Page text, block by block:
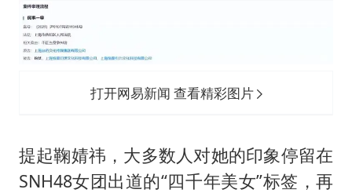
打开网易新闻 查看精彩图片
提起鞠婧祎，大多数人对她的印象停留在
SNH48女团出道的“四千年美女”标签，再